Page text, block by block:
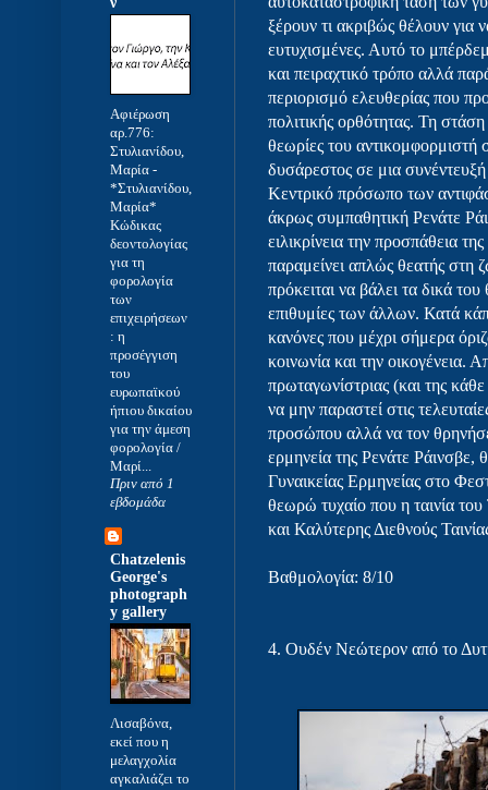
ξέρουν τι ακριβώς θέλουν για
ευτυχισμένες. Αυτό το
και πειραχτικό τρόπο αλλά
περιορισμό ελευθερίας που
πολιτικής ορθότητας. Τη
θεωρίες του αντικομφορμιστή
δυσάρεστος σε μια
Κεντρικό πρόσωπο των
άκρως συμπαθητική Ρενάτε
ειλικρίνεια την προσπάθεια
παραμείνει απλώς θεατής
πρόκειται να βάλει τα δικά
επιθυμίες των άλλων. Κατά
κανόνες που μέχρι σήμερα
κοινωνία και την
πρωταγωνίστριας (και της
να μην παραστεί στις
προσώπου αλλά να τον
ερμηνεία της Ρενάτε
Γυναικείας Ερμηνείας στο
θεωρώ τυχαίο που η ταινία
και Καλύτερης Διεθνούς
Βαθμολογία: 8/10
4. Ουδέν Νεώτερον από το
Αφιέρωση
αρ.776:
Στυλιανίδου,
Μαρία -
*Στυλιανίδου,
Μαρία*
Κώδικας
δεοντολογίας
για τη
φορολογία
των
επιχειρήσεων
: η
προσέγγιση
του
ευρωπαϊκού
ήπιου δικαίου
για την άμεση
φορολογία /
Μαρί...
Πριν από 1
εβδομάδα
Chatzelenis
George's
photograph
y gallery
Λισαβόνα,
εκεί που η
μελαγχολία
αγκαλιάζει το